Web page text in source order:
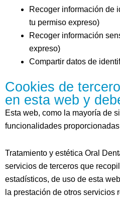
Recoger información de
tu permiso expreso)
Recoger información
expreso)
Compartir datos de
Cookies de
en esta web y
Esta web, como la mayoría de
funcionalidades
Tratamiento y estética Oral
servicios de terceros que
estadísticos, de uso de esta
la prestación de otros servicios